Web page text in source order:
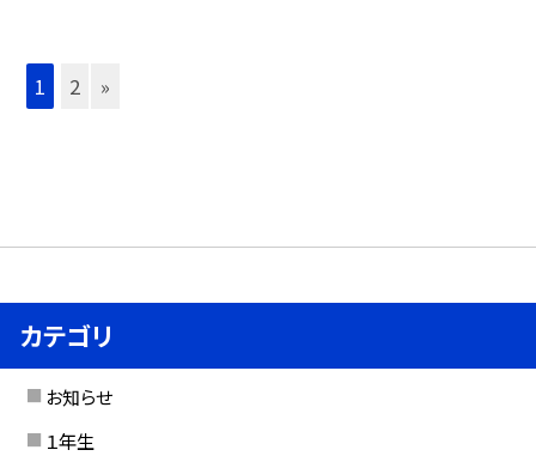
1 2 »
カテゴリ
お知らせ
１年生